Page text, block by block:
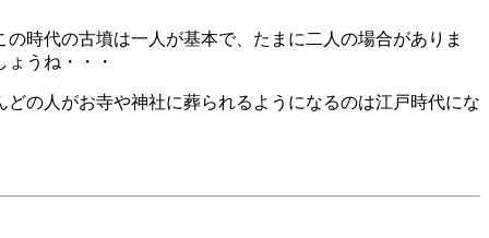
時代の古墳は一人が基本で、たまに二人の場合がありま
うね・・・
の人がお寺や神社に葬られるようになるのは江戸時代にな